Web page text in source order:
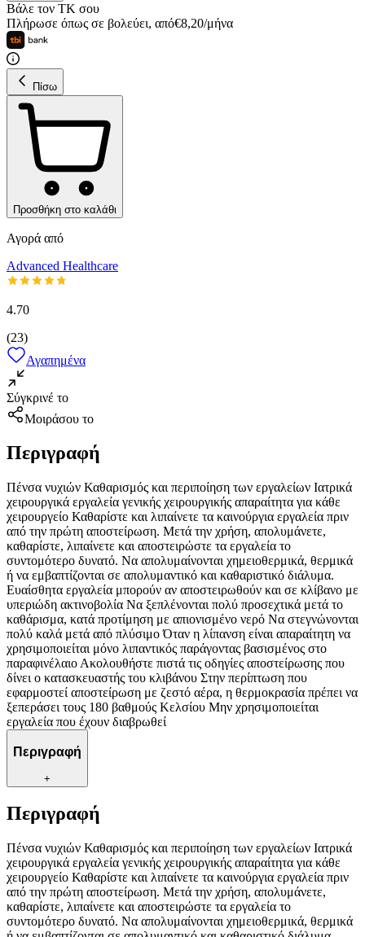
Βάλε τον ΤΚ σου
Πλήρωσε όπως σε βολεύει, από€8,20/μήνα
Πίσω
Προσθήκη στο καλάθι
Αγορά από
Advanced Healthcare
4.70
(23)
Αγαπημένα
Σύγκρινέ το
Μοιράσου το
Περιγραφή
Πένσα νυχιών Καθαρισμός και περιποίηση των εργαλείων Ιατρικά
χειρουργικά εργαλεία γενικής χειρουργικής απαραίτητα για κάθε
χειρουργείο Καθαρίστε και λιπαίνετε τα καινούργια εργαλεία πριν
από την πρώτη αποστείρωση. Μετά την χρήση, απολυμάνετε,
καθαρίστε, λιπαίνετε και αποστειρώστε τα εργαλεία το
συντομότερο δυνατό. Να απολυμαίνονται χημειοθερμικά, θερμικά
ή να εμβαπτίζονται σε απολυμαντικό και καθαριστικό διάλυμα.
Ευαίσθητα εργαλεία μπορούν αν αποστειρωθούν και σε κλίβανο με
υπεριώδη ακτινοβολία Να ξεπλένονται πολύ προσεχτικά μετά το
καθάρισμα, κατά προτίμηση με απιονισμένο νερό Να στεγνώνονται
πολύ καλά μετά από πλύσιμο Όταν η λίπανση είναι απαραίτητη να
χρησιμοποιείται μόνο λιπαντικός παράγοντας βασισμένος στο
παραφινέλαιο Ακολουθήστε πιστά τις οδηγίες αποστείρωσης που
δίνει ο κατασκευαστής του κλιβάνου Στην περίπτωση που
εφαρμοστεί αποστείρωση με ζεστό αέρα, η θερμοκρασία πρέπει να
ξεπεράσει τους 180 βαθμούς Κελσίου Μην χρησιμοποιείται
εργαλεία που έχουν διαβρωθεί
Περιγραφή
+
Περιγραφή
Πένσα νυχιών Καθαρισμός και περιποίηση των εργαλείων Ιατρικά
χειρουργικά εργαλεία γενικής χειρουργικής απαραίτητα για κάθε
χειρουργείο Καθαρίστε και λιπαίνετε τα καινούργια εργαλεία πριν
από την πρώτη αποστείρωση. Μετά την χρήση, απολυμάνετε,
καθαρίστε, λιπαίνετε και αποστειρώστε τα εργαλεία το
συντομότερο δυνατό. Να απολυμαίνονται χημειοθερμικά, θερμικά